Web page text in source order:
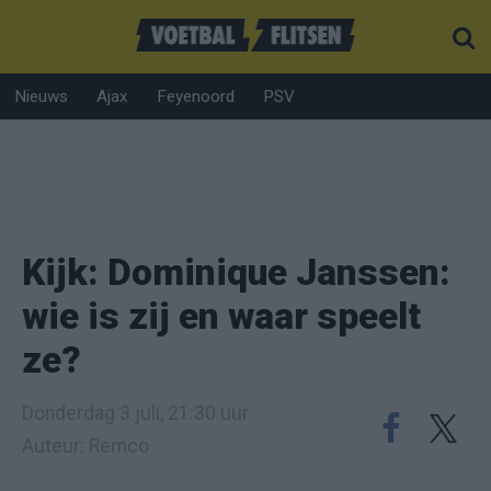
Nieuws Ajax Feyenoord PSV
Kijk: Dominique Janssen:
wie is zij en waar speelt
ze?